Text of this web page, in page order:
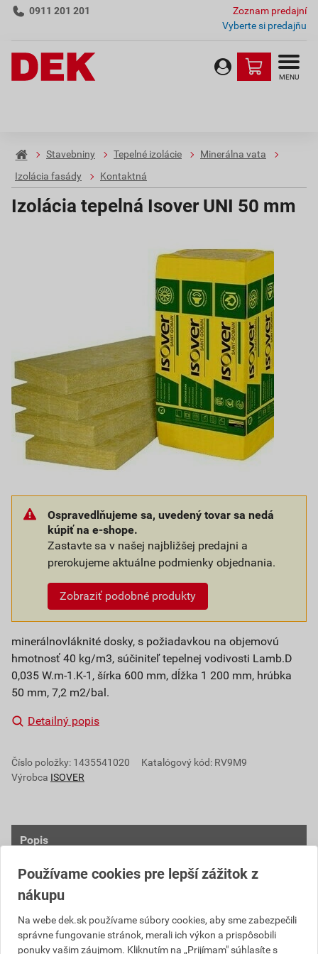
0911 201 201
Zoznam predajní
Vyberte si predajňu
MENU
Stavebniny Tepelné izolácie
Minerálna vata
Izolácia fasády
Kontaktná
Izolácia tepelná Isover UNI 50 mm
Ospravedlňujeme sa, uvedený tovar sa nedá
kúpiť na e-shope.
Zastavte sa v našej najbližšej predajni a
prerokujeme aktuálne podmienky objednania.
Zobraziť podobné produkty
minerálnovláknité dosky, s požiadavkou na objemovú
hmotnosť 40 kg/m3, súčiniteľ tepelnej vodivosti Lamb.D
0,035 W.m-1.K-1, šírka 600 mm, dĺžka 1 200 mm, hrúbka
50 mm, 7,2 m2/bal.
Detailný popis
Číslo položky: 1435541020
Katalógový kód: RV9M9
Výrobca ISOVER
Popis
Izolačné dosky vyrobené z minerálnej plsti Isover.
Výroba je založená na metóde rozvlákňovania
Vytvorené minerálne vlákna sa v rámci výrobnej linky
spracujú do finálneho tvaru dosiek. Vlákna sú po
Používame cookies pre lepší zážitok z
nákupu
Na webe dek.sk používame súbory cookies, aby sme zabezpečili
správne fungovanie stránok, merali ich výkon a prispôsobili
ponuky vašim záujmom. Kliknutím na „Prijímam" súhlasíte s